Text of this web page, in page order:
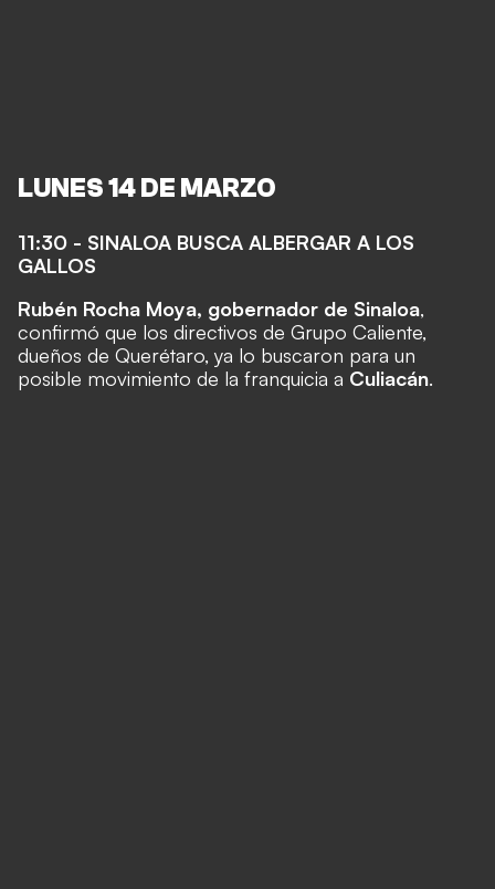
LUNES 14 DE MARZO
11:30 - SINALOA BUSCA ALBERGAR A LOS
GALLOS
Rubén Rocha Moya, gobernador de Sinaloa,
confirmó que los directivos de Grupo Caliente,
dueños de Querétaro, ya lo buscaron para un
posible movimiento de la franquicia a Culiacán.